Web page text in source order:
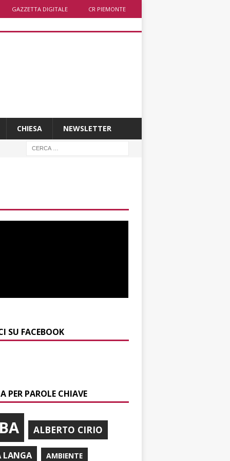
GAZZETTA DIGITALE CR PIEMONTE
CHIESA NEWSLETTER
SU FACEBOOK
PER PAROLE CHIAVE
ALBERTO CIRIO
LANGA AMBIENTE